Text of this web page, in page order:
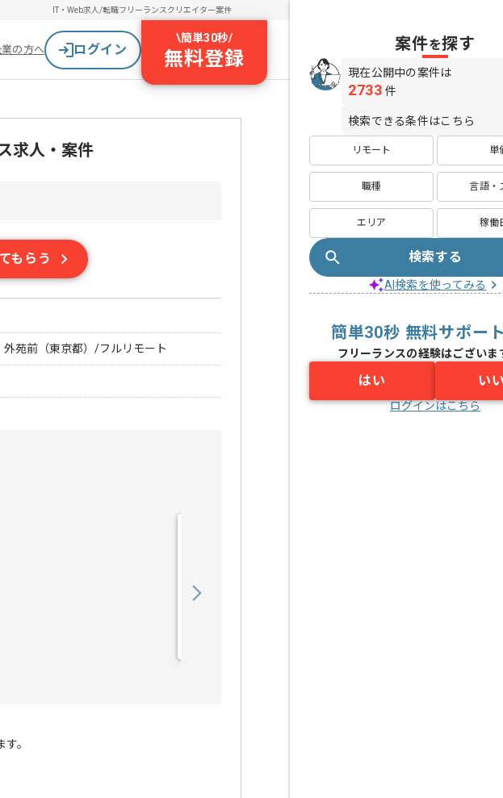
IT・Web求人/転職フリーランスクリエイター案件
の方へ ログイン
\簡単30秒/
無料登録
求人・案件
もらう
外苑前（東京都）/フルリモート
。
案件を探す
現在公開中の案件は
2733 件
検索できる条件はこちら
リモート 単
職種 言語・
エリア 稼働
検索する
AI検索を使ってみる
簡単30秒 無料サポー
フリーランスの経験はございま
はい い
ログインはこちら